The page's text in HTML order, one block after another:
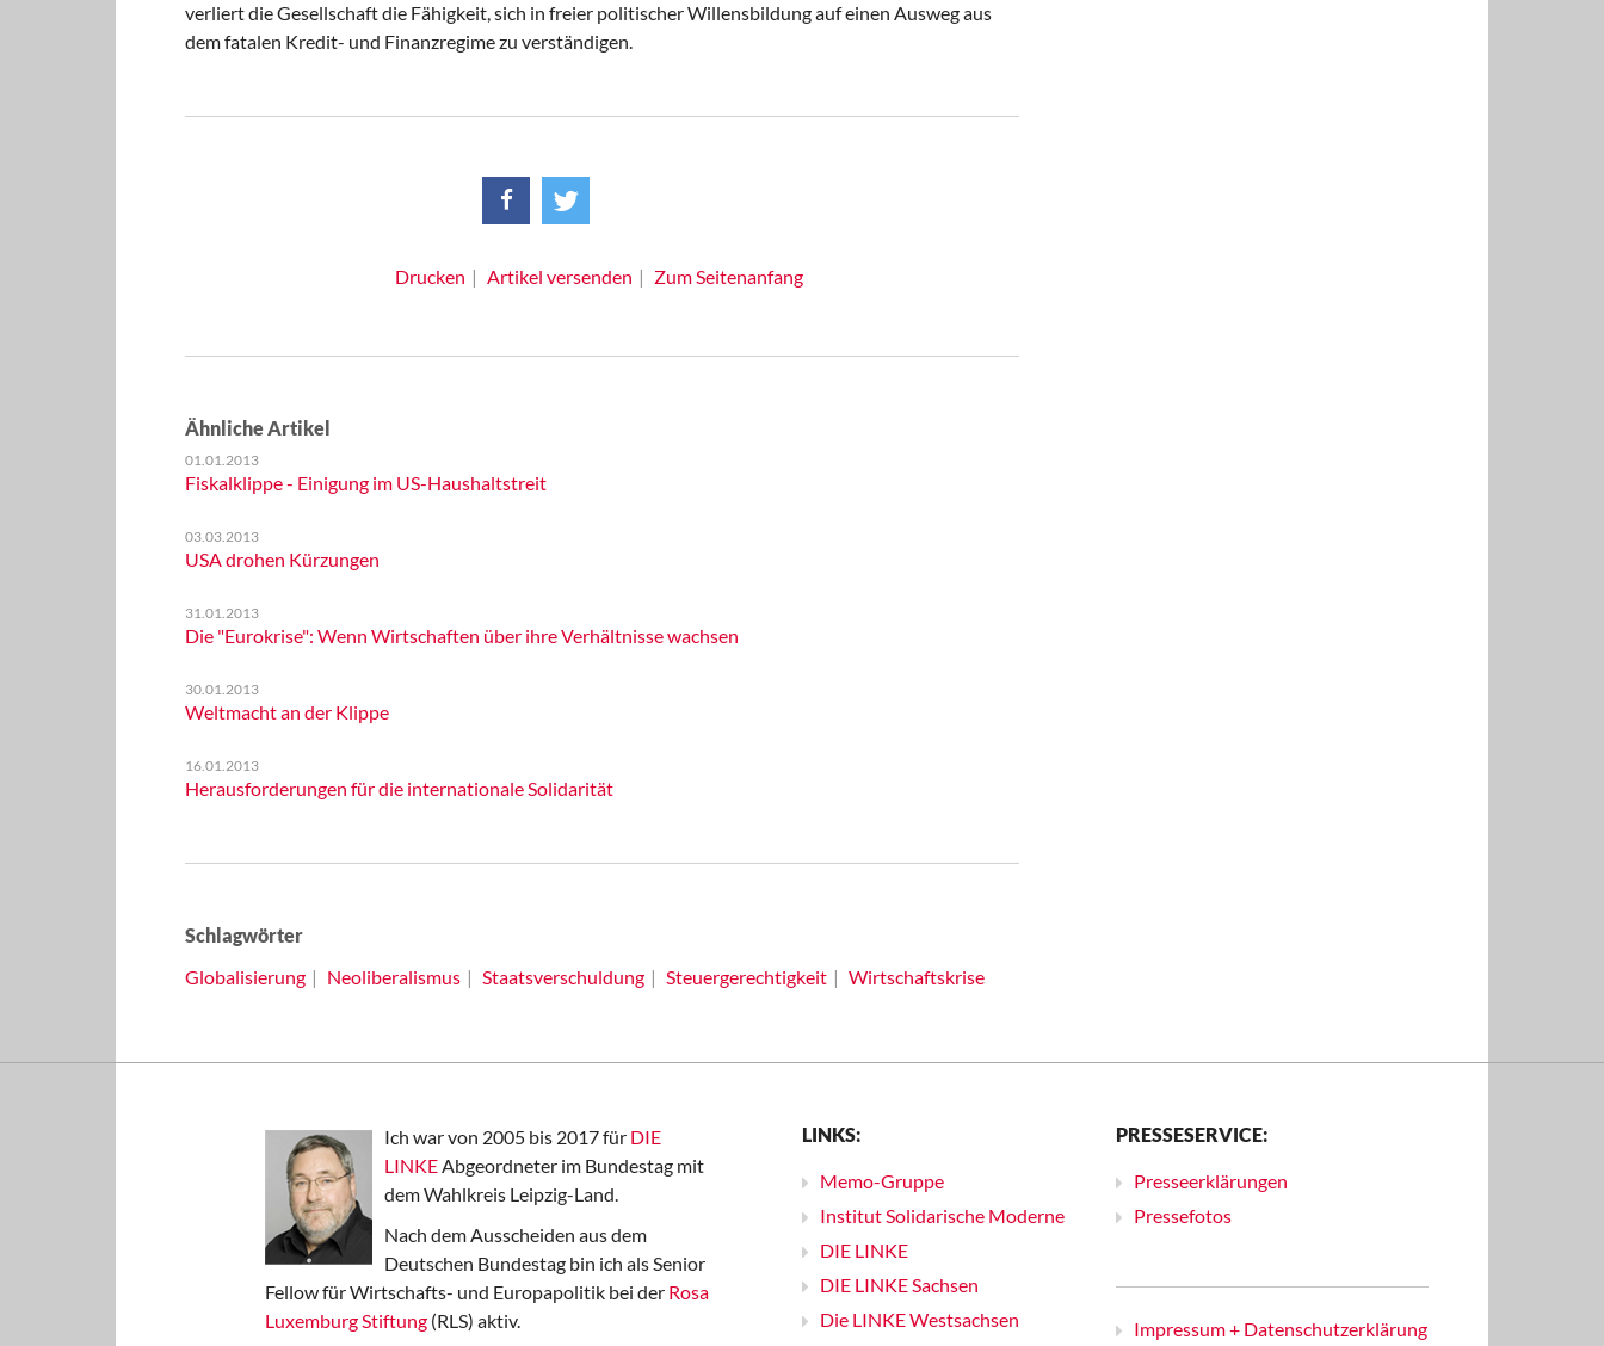
verliert die Gesellschaft die Fähigkeit, sich in freier politischer Willensbildung auf einen Ausweg aus
dem fatalen Kredit- und Finanzregime zu verständigen.
Drucken Artikel versenden Zum Seitenanfang
Ähnliche Artikel
01.01.2013
Fiskalklippe - Einigung im US-Haushaltstreit
03.03.2013
USA drohen Kürzungen
31.01.2013
Die "Eurokrise": Wenn Wirtschaften über ihre Verhältnisse wachsen
30.01.2013
Weltmacht an der Klippe
16.01.2013
Herausforderungen für die internationale Solidarität
Schlagwörter
Globalisierung
Neoliberalismus Staatsverschuldung Steuergerechtigkeit Wirtschaftskrise
Ich war von 2005 bis 2017 für DIE
LINKEAbgeordneter im Bundestag mit
dem Wahlkreis Leipzig-Land.
Nach dem Ausscheiden aus dem
Deutschen Bundestag bin ich als Senior
Fellow für Wirtschafts- und Europapolitik bei der Rosa
Luxemburg Stiftung (RLS) aktiv.
LINKS:
Memo-Gruppe
Institut Solidarische Moderne
DIE LINKE
DIE LINKE Sachsen
Die LINKE Westsachsen
PRESSESERVICE:
Presseerklärungen
Pressefotos
Impressum + Datenschutzerklärung